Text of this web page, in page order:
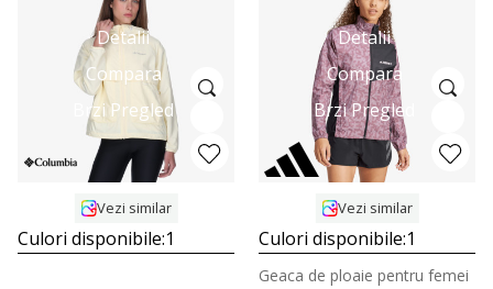
Detalii
Compara
Brzi Pregled
Vezi similar
Culori disponibile:1
Detalii
Compara
Brzi Pregled
Vezi similar
Culori disponibile:1
Geaca de ploaie pentru femei